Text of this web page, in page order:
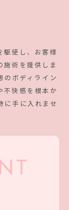
駆使し、お客様
施術を提供しま
ボディライン
不快感を根本か
に手に入れませ